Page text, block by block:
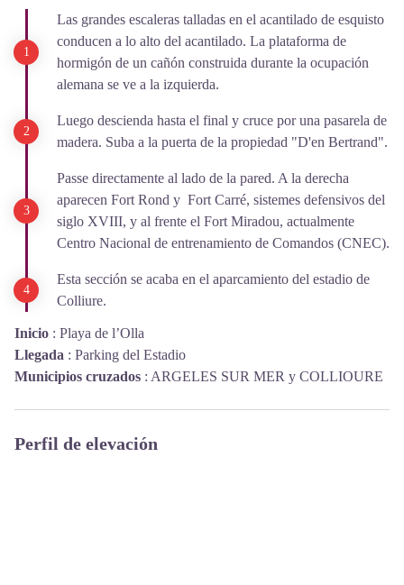
Las grandes escaleras talladas en el acantilado de esquisto
conducen a lo alto del acantilado. La plataforma de
hormigón de un cañón construida durante la ocupación
alemana se ve a la izquierda.
Luego descienda hasta el final y cruce por una pasarela de
madera. Suba a la puerta de la propiedad "D'en Bertrand".
Passe directamente al lado de la pared. A la derecha
aparecen Fort Rond y Fort Carré, sistemes defensivos del
siglo XVIII, y al frente el Fort Miradou, actualmente
Centro Nacional de entrenamiento de Comandos (CNEC).
Esta sección se acaba en el aparcamiento del estadio de
Colliure.
Inicio : Playa de l’Olla
Llegada : Parking del Estadio
Municipios cruzados : ARGELES SUR MER y COLLIOURE
Perfil de elevación